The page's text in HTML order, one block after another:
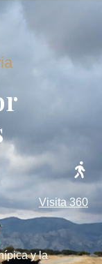
Visita 360
y la